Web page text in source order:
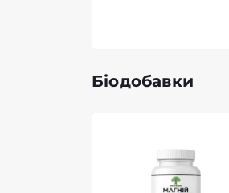
Біодобавки